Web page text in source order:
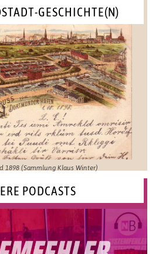
GESCHICHTE(N)
1898 (Sammlung Klaus Winter)
PODCASTS